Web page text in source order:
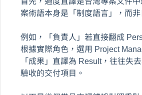
案術語本身是「制度語言」，而非
例如，「負責人」若直接翻成
根據實際角色，選用 Project
「成果」直譯為 Result，往往失
驗收的交付項目。